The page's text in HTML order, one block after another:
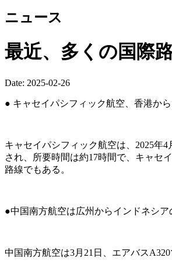
ニュース
最近、多くの国際
Date: 2025-02-26
● キャセイパシフィック航空、香港か
キャセイパシフィック航空は、2025年
され、所要時間は約17時間で、キャセ
路線でもある。
●中国南方航空は広州からインドネシ
中国南方航空は3月21日、エアバス